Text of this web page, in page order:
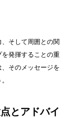
そして周囲との関
発揮することの重
そのメッセージを
とアドバイ